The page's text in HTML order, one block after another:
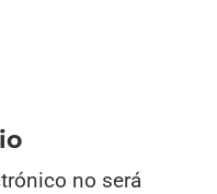
no será